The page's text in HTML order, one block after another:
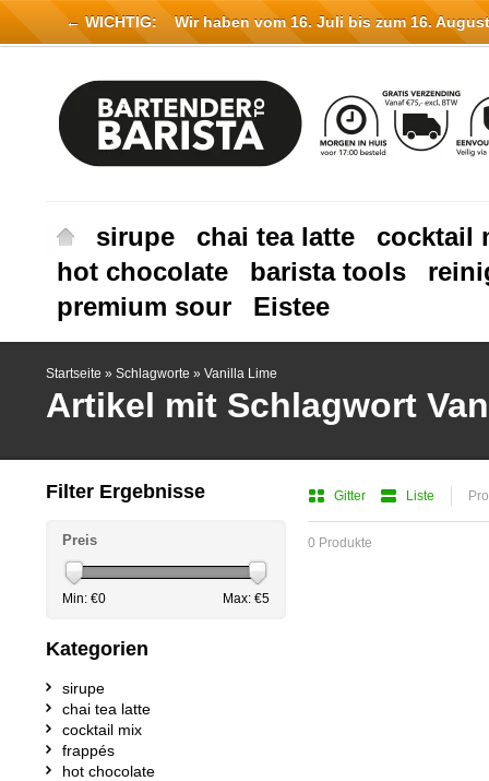
sirupe chai tea latte
cocktail
hot chocolate
barista tools
premium sour
Eistee
Startseite » Schlagworte » Vanilla Lime
Artikel mit Schlagwort
Gitter Liste
0 Produkte
Filter Ergebnisse
Preis
Min: €0 Max: €5
Kategorien
sirupe
chai tea latte
cocktail mix
frappés
hot chocolate
← WICHTIG: Wir haben vom 16. Juli bis zum 16.